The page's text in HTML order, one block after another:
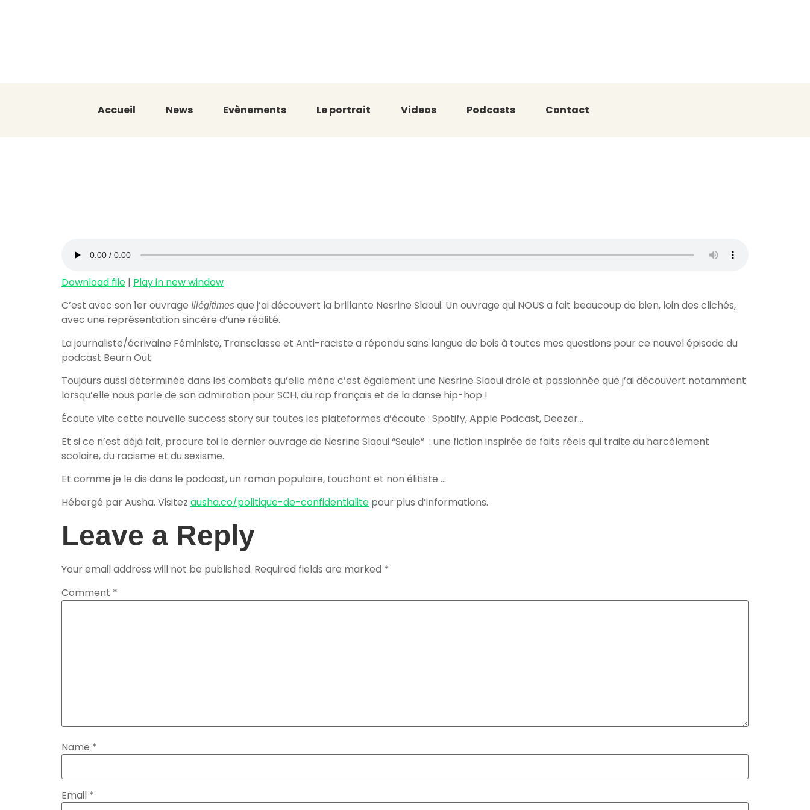
Accueil News Evènements Le portrait Videos Podcasts Contact
Download file | Play in new window
C’est avec son 1er ouvrage Illégitimes que j’ai découvert la brillante Nesrine Slaoui. Un ouvrage qui NOUS a fait beaucoup de bien, loin des clichés,
avec une représentation sincère d’une réalité.
La journaliste/écrivaine Féministe, Transclasse et Anti-raciste a répondu sans langue de bois à toutes mes questions pour ce nouvel épisode du
podcast Beurn Out
Toujours aussi déterminée dans les combats qu’elle mène c’est également une Nesrine Slaoui drôle et passionnée que j’ai découvert notamment
lorsqu’elle nous parle de son admiration pour SCH, du rap français et de la danse hip-hop !
Écoute vite cette nouvelle success story sur toutes les plateformes d’écoute : Spotify, Apple Podcast, Deezer…
Et si ce n’est déjà fait, procure toi le dernier ouvrage de Nesrine Slaoui “Seule” : une fiction inspirée de faits réels qui traite du harcèlement
scolaire, du racisme et du sexisme.
Et comme je le dis dans le podcast, un roman populaire, touchant et non élitiste …
Hébergé par Ausha. Visitez ausha.co/politique-de-confidentialite pour plus d’informations.
Leave a Reply
Your email address will not be published. Required fields are marked *
Comment *
Name *
Email *